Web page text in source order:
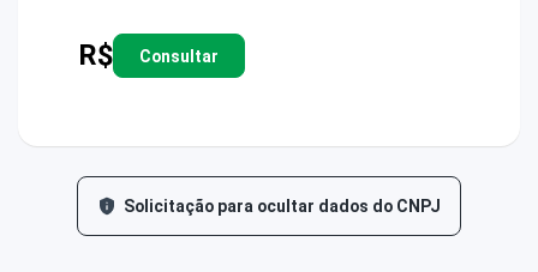
R$ Consultar
Solicitação para ocultar dados do CNPJ